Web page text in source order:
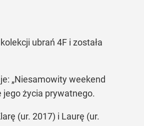
ubrań 4F i została
„Niesamowity weekend
jego życia prywatnego.
(ur. 2017) i Laurę (ur.